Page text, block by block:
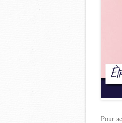
Pour